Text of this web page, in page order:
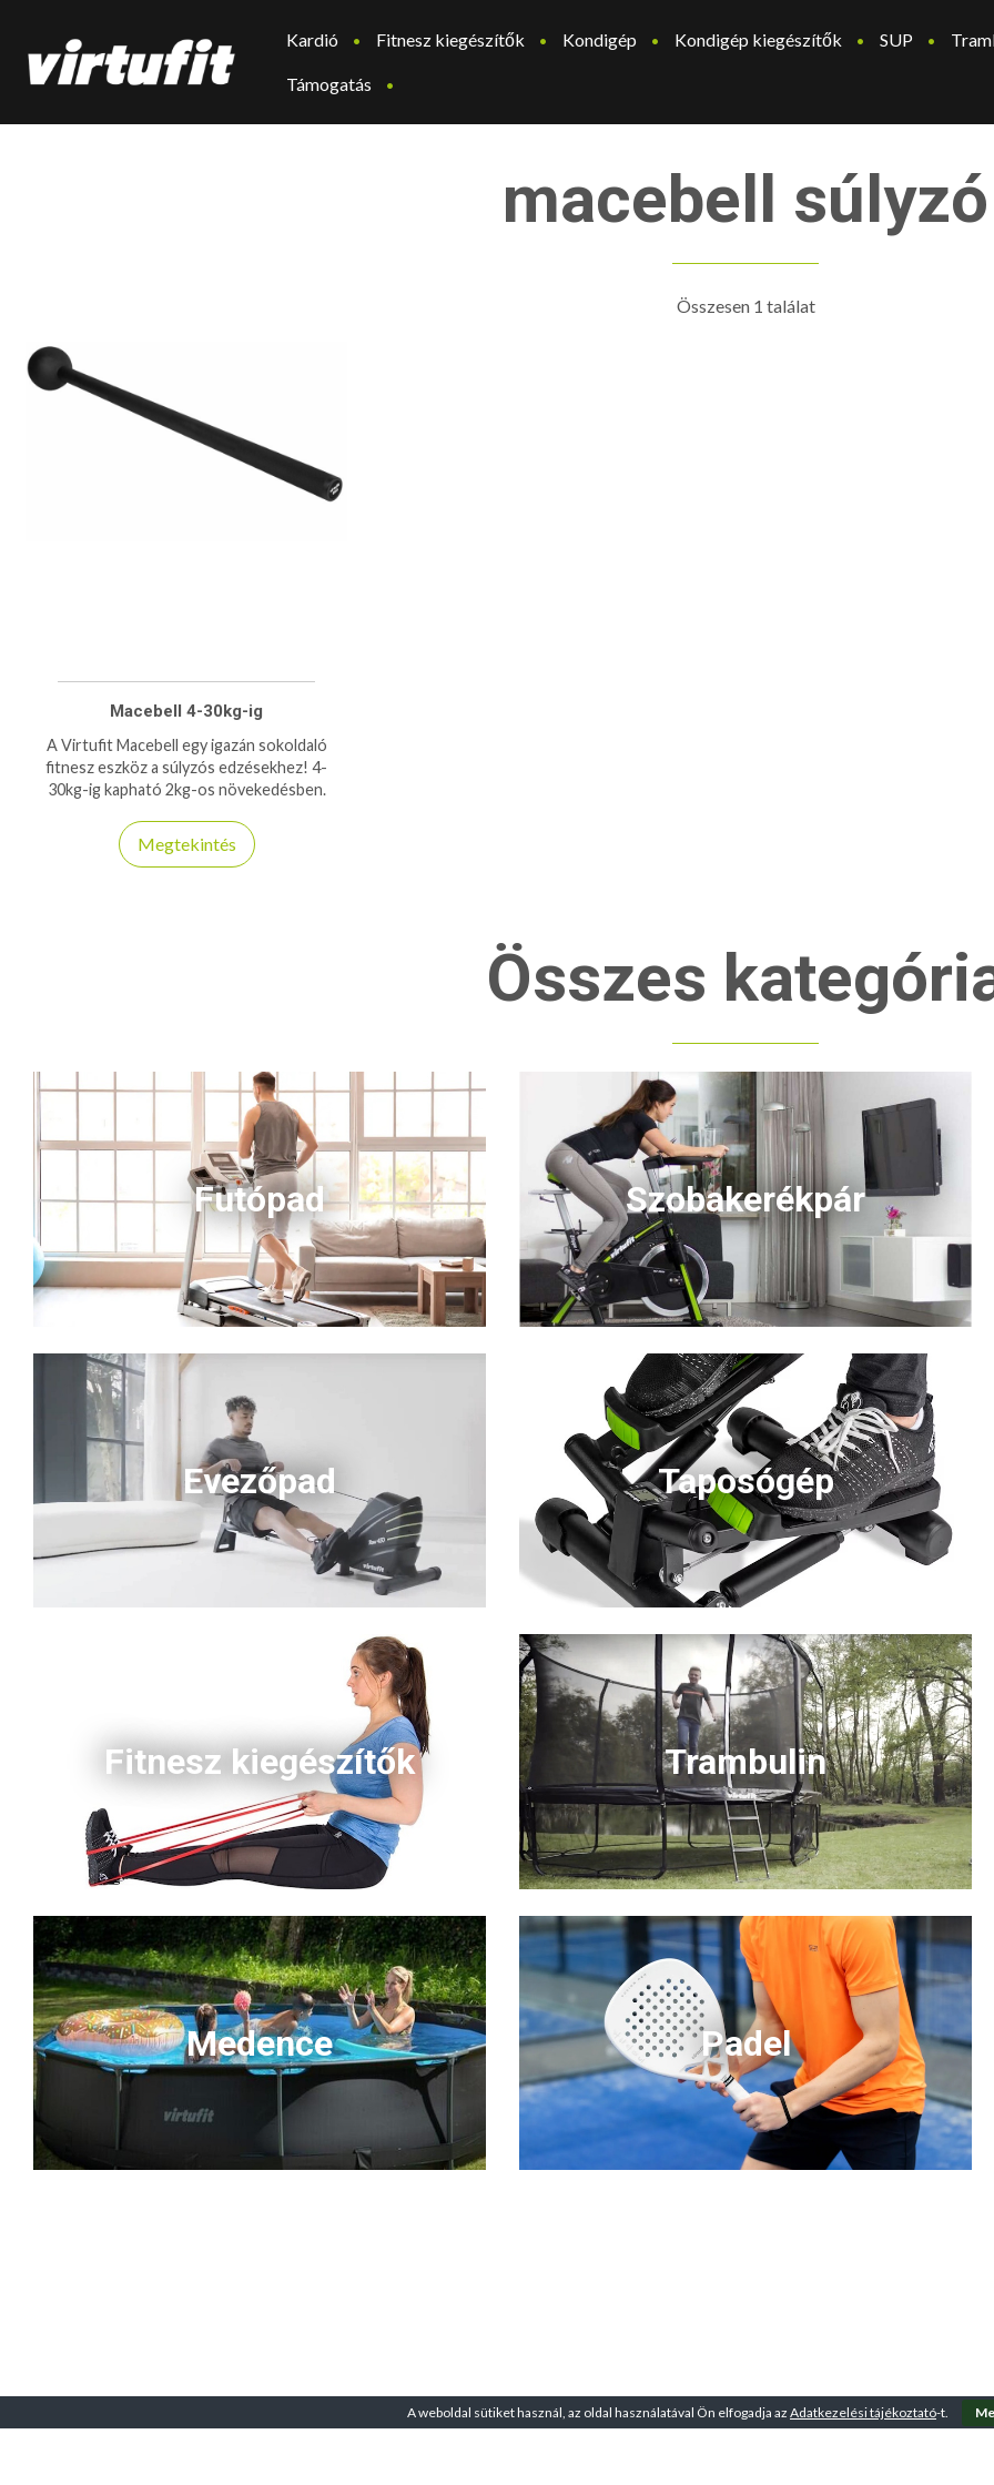
Kardió Fitnesz kiegészítők Kondigép Kondigép kiegészítők SUP
Támogatás
macebell súlyzó
Összesen 1 találat
Macebell 4-30kg-ig
A Virtufit Macebell egy igazán sokoldaló
fitnesz eszköz a súlyzós edzésekhez! 4-
30kg-ig kapható 2kg-os növekedésben.
Megtekintés
Összes
Futópad Szobakerékpár
Evezőpad Taposógép
Fitnesz kiegészítők Trambulin
Medence Padel
A weboldal sütiket használ, az oldal használatával Ön elfogadja az Adatkezelési tájékoztató-t.